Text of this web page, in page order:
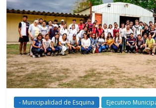
- Municipalidad de Esquina Ejecutivo